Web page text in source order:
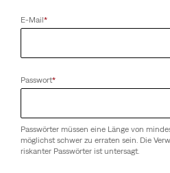
E-Mail*
Passwort*
Passwörter müssen eine Länge von
möglichst schwer zu erraten sein. Die
riskanter Passwörter ist untersagt.